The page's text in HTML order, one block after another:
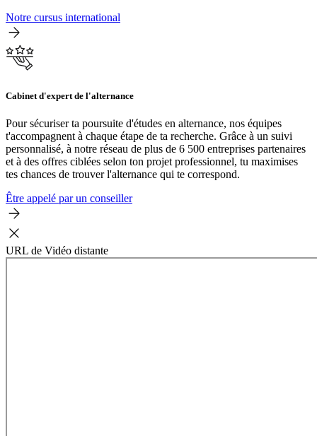
Notre cursus international
Cabinet d'expert de l'alternance
Pour sécuriser ta poursuite d'études en alternance, nos équipes
t'accompagnent à chaque étape de ta recherche. Grâce à un suivi
personnalisé, à notre réseau de plus de 6 500 entreprises partenaires
et à des offres ciblées selon ton projet professionnel, tu maximises
tes chances de trouver l'alternance qui te correspond.
Être appelé par un conseiller
URL de Vidéo distante